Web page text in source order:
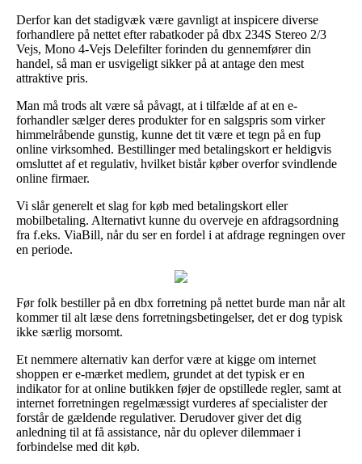
Derfor kan det stadigvæk være gavnligt at inspicere diverse
forhandlere på nettet efter rabatkoder på dbx 234S Stereo 2/3
Vejs, Mono 4-Vejs Delefilter forinden du gennemfører din
handel, så man er usvigeligt sikker på at antage den mest
attraktive pris.
Man må trods alt være så påvagt, at i tilfælde af at en e-
forhandler sælger deres produkter for en salgspris som virker
himmelråbende gunstig, kunne det tit være et tegn på en fup
online virksomhed. Bestillinger med betalingskort er heldigvis
omsluttet af et regulativ, hvilket bistår køber overfor svindlende
online firmaer.
Vi slår generelt et slag for køb med betalingskort eller
mobilbetaling. Alternativt kunne du overveje en afdragsordning
fra f.eks. ViaBill, når du ser en fordel i at afdrage regningen over
en periode.
Før folk bestiller på en dbx forretning på nettet burde man når alt
kommer til alt læse dens forretningsbetingelser, det er dog typisk
ikke særlig morsomt.
Et nemmere alternativ kan derfor være at kigge om internet
shoppen er e-mærket medlem, grundet at det typisk er en
indikator for at online butikken føjer de opstillede regler, samt at
internet forretningen regelmæssigt vurderes af specialister der
forstår de gældende regulativer. Derudover giver det dig
anledning til at få assistance, når du oplever dilemmaer i
forbindelse med dit køb.